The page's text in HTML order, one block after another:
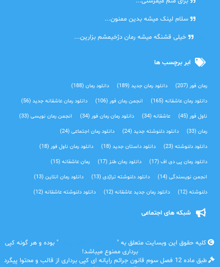
سلام لینک میشه بدین ممنون...
خیلی قشنگه میشه رمان دژخیمشم بزارین...
ابر برچسب ها
رمان فور(207) دانلود رمان جدید(189) دانلود رمان(188)
دانلود رمان عاشقانه(165) انجمن رمان فور(106) دانلود رمان عاشقانه جدید(56)
ناول فور(45) عاشقانه(34) دانلود رمان رمان فور(34) انجمن رمان نویسی(33)
رمان(33) دانلود دلنوشته جدید(24) دانلود رمان اجتماعی‌(24)
دانلود دلنوشته(23) دانلود داستان جدید(18) دانلود رمان ناول فور(18)
دانلود رمان پی دی اف(17) دانلود رمان طنز(17) رمان عاشقانه(15)
انجمن نویسندگی(14) دانلود دلنوشته تراژدی‌(13) دانلود رمان انلاین(13)
دلنوشته(12) دانلود رمان جدید عاشقانه(12) دانلود دلنوشته عاشقانه(12)
شبکه های اجتماعی
کلیه حقوق این وبسایت متعلق به "
" بوده و هر گونه کپی
برداری ممنوع میباشد!
طبق ماده 12 فصل سوم قانون جرائم رایانه ای کپی برداری از قالب و محتوا پیگرد